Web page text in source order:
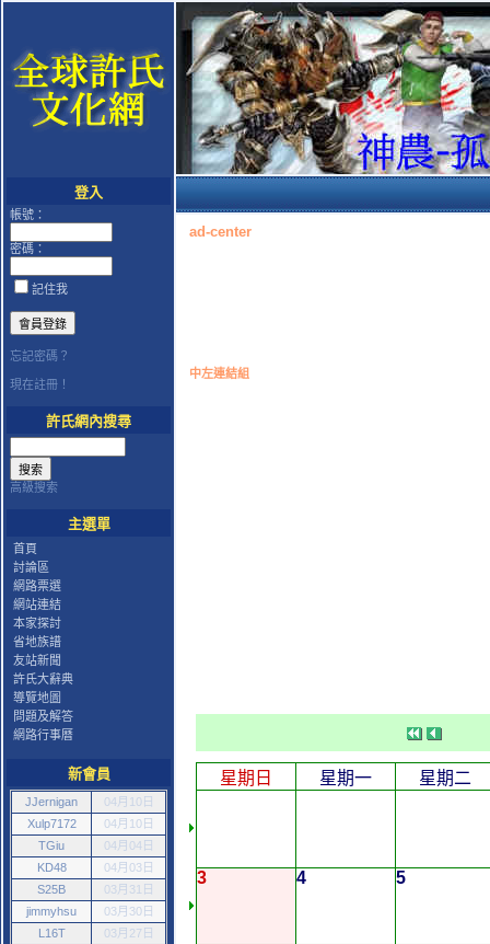
登入
帳號：
密碼：
記住我
忘記密碼？
現在註冊！
許氏網內搜尋
高級搜索
主選單
首頁
討論區
網路票選
網站連結
本家探討
省地族譜
友站新聞
許氏大辭典
導覽地圖
問題及解答
網路行事曆
新會員
JJernigan
04月10日
Xulp7172
04月10日
TGiu
04月04日
KD48
04月03日
S25B
03月31日
jimmyhsu
03月30日
L16T
03月27日
ad-center
中左連結組
星期日 星期一 星期二
3 4 5